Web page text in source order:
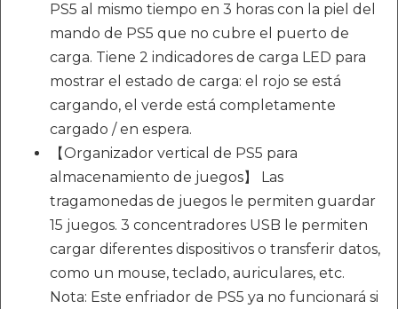
PS5 al mismo tiempo en 3 horas con la piel del
mando de PS5 que no cubre el puerto de
carga. Tiene 2 indicadores de carga LED para
mostrar el estado de carga: el rojo se está
cargando, el verde está completamente
cargado / en espera.
【Organizador vertical de PS5 para
almacenamiento de juegos】 Las
tragamonedas de juegos le permiten guardar
15 juegos. 3 concentradores USB le permiten
cargar diferentes dispositivos o transferir datos,
como un mouse, teclado, auriculares, etc.
Nota: Este enfriador de PS5 ya no funcionará si